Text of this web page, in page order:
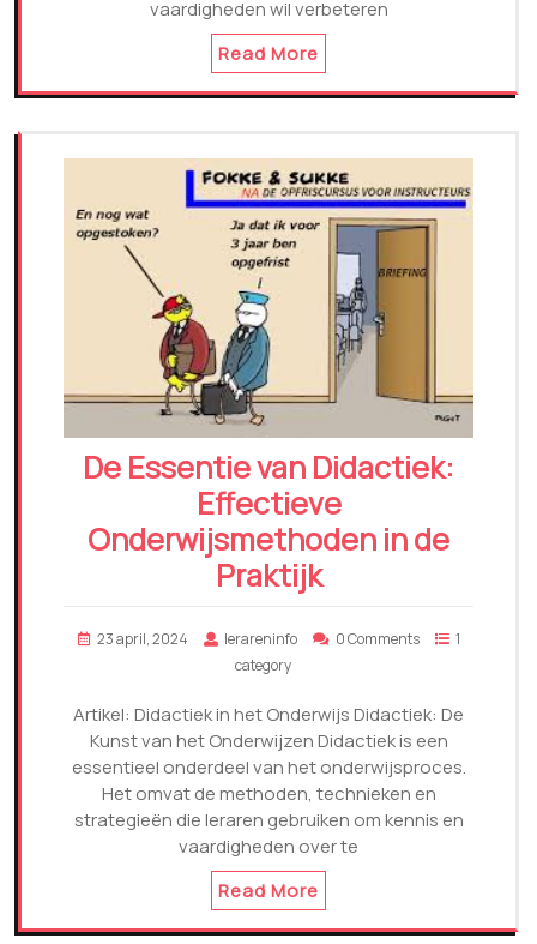
vaardigheden wil verbeteren
Read More
De Essentie van Didactiek:
Effectieve
Onderwijsmethoden in de
Praktijk
23 april, 2024 lerareninfo 0 Comments
1
category
Artikel: Didactiek in het Onderwijs Didactiek: De
Kunst van het Onderwijzen Didactiek is een
essentieel onderdeel van het onderwijsproces.
Het omvat de methoden, technieken en
strategieën die leraren gebruiken om kennis en
vaardigheden over te
Read More